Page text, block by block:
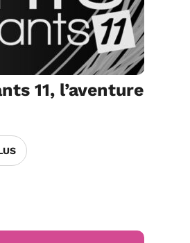
11, l’aventure